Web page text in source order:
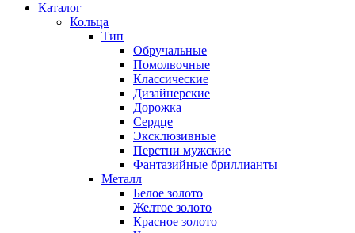
Каталог
Кольца
Тип
Обручальные
Помолвочные
Классические
Дизайнерские
Дорожка
Сердце
Эксклюзивные
Перстни мужские
Фантазийные бриллианты
Металл
Белое золото
Желтое золото
Красное золото